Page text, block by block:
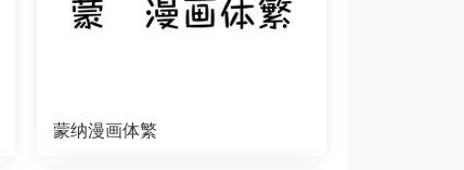
蒙纳漫画体繁